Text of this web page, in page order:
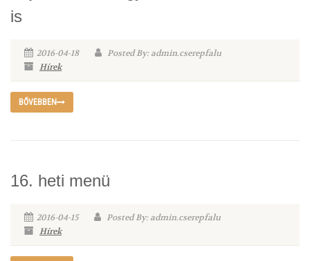
is
2016-04-18
Posted By: admin.cserepfalu
Hírek
BŐVEBBEN
16. heti menü
2016-04-15
Posted By: admin.cserepfalu
Hírek